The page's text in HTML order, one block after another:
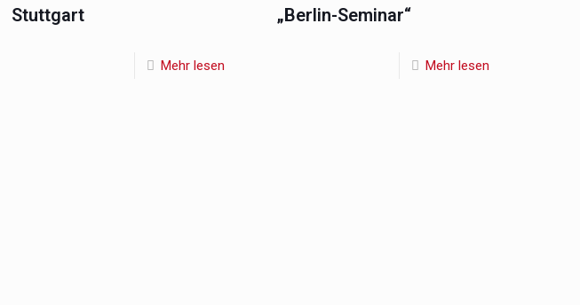
Stuttgart
Mehr lesen
„Berlin-Seminar“
Mehr lesen